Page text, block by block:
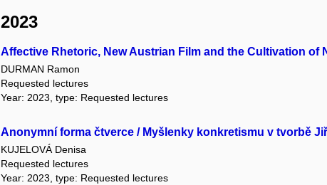
2023
Affective Rhetoric, New Austrian Film and the Cultivation of
DURMAN Ramon
Requested lectures
Year: 2023, type: Requested lectures
Anonymní forma čtverce / Myšlenky konkretismu v tvorbě
KUJELOVÁ Denisa
Requested lectures
Year: 2023, type: Requested lectures